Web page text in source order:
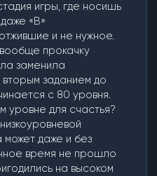
игры, где носишь
«B»
и не нужное.
прокачку
заменила
заданием до
с 80 уровня.
уровне для счастья?
может даже и без
время не прошло
на высоком